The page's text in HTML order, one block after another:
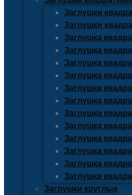
Заглушки
Заглушки
Заглушка
Заглушка
Заглушка
Заглушка
Заглушка
Заглушка
Заглушка
Заглушка
Заглушка
Заглушка
Заглушка
Заглушка
Заглушки круглые